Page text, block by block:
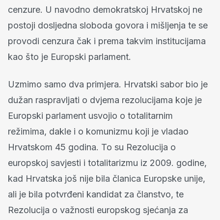
cenzure. U navodno demokratskoj Hrvatskoj ne
postoji dosljedna sloboda govora i mišljenja te se
provodi cenzura čak i prema takvim institucijama
kao što je Europski parlament.
Uzmimo samo dva primjera. Hrvatski sabor bio je
dužan raspravljati o dvjema rezolucijama koje je
Europski parlament usvojio o totalitarnim
režimima, dakle i o komunizmu koji je vladao
Hrvatskom 45 godina. To su Rezolucija o
europskoj savjesti i totalitarizmu iz 2009. godine,
kad Hrvatska još nije bila članica Europske unije,
ali je bila potvrđeni kandidat za članstvo, te
Rezolucija o važnosti europskog sjećanja za